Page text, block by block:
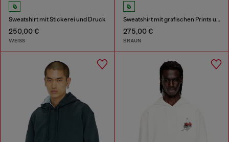
Sweatshirt mit Stickerei und Druck
250,00 €
WEISS
Sweatshirt mit grafischen Prints und patches
275,00 €
BRAUN